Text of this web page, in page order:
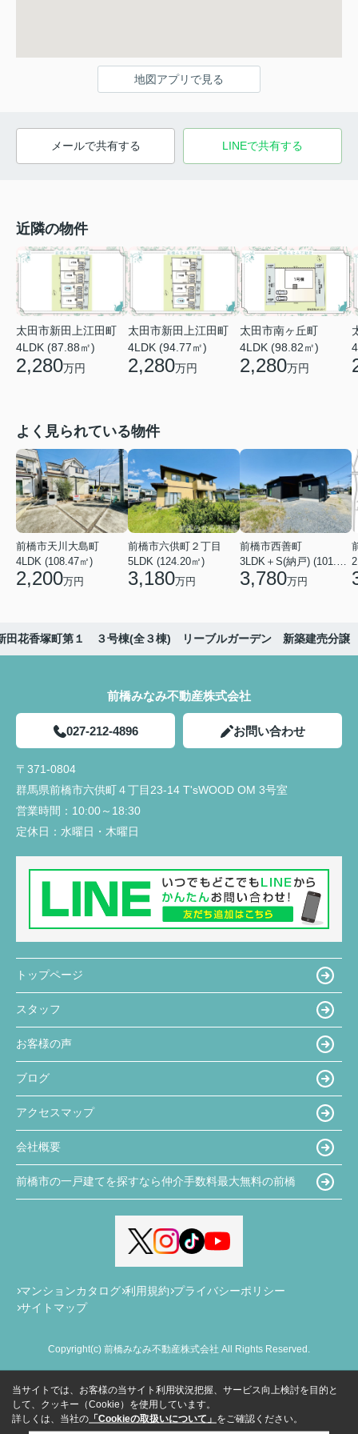
地図アプリで見る
メールで共有する LINEで共有する
近隣の物件
太田市新田上江田町
4LDK (87.88㎡)
2,280万円
太田市新田上江田町
4LDK (94.77㎡)
2,280万円
太田市南ヶ丘町
4LDK (98.82㎡)
2,280万円
よく見られている物件
前橋市天川大島町
4LDK (108.47㎡)
2,200万円
前橋市六供町２丁目
5LDK (124.20㎡)
3,180万円
前橋市西善町
3,780万円
田花香塚町第１ ３号棟(全３棟) リーブルガーデン 新築建売分譲
前橋みなみ不動産株式会社
027-212-4896 お問い合わせ
〒371-0804
群馬県前橋市六供町４丁目23‐14 T'sWOOD OM 3号室
営業時間： 10:00～18:30
定休日： 水曜日・木曜日
トップページ
スタッフ
お客様の声
ブログ
アクセスマップ
会社概要
前橋市の一戸建てを探すなら仲介手数料最大無料の前橋
マンションカタログ 利用規約 プライバシーポリシー
サイトマップ
Copyright(c) 前橋みなみ不動産株式会社 All Rights Reserved.
当サイトでは、お客様の当サイト利用状況把握、サービス向上検討を目的と
して、クッキー（Cookie）を使用しています。
詳しくは、当社の 「Cookieの取扱いについて」 をご確認ください。